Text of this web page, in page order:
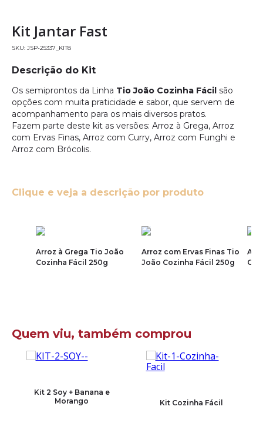
Kit Jantar Fast
JSP-25337_KIT8
Descrição do Kit
Os semiprontos da Linha Tio João Cozinha Fácil são
opções com muita praticidade e sabor, que servem de
acompanhamento para os mais diversos pratos.
Fazem parte deste kit as versões: Arroz à Grega, Arroz
com Ervas Finas, Arroz com Curry, Arroz com Funghi e
Arroz com Brócolis.
Clique e veja a descrição por produto
Arroz à Grega Tio João
Cozinha Fácil 250g
Arroz com Ervas Finas Tio
João Cozinha Fácil 250g
Quem viu, também comprou
Kit 2 Soy + Banana e
Morango
Kit Cozinha Fácil